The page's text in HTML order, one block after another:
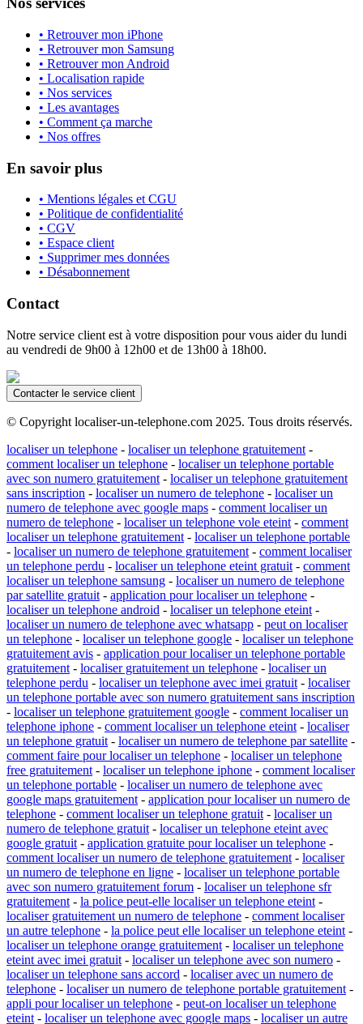
• Retrouver mon iPhone
• Retrouver mon Samsung
• Retrouver mon Android
• Localisation rapide
• Nos services
• Les avantages
• Comment ça marche
• Nos offres
En savoir plus
• Mentions légales et CGU
• Politique de confidentialité
• CGV
• Espace client
• Supprimer mes données
• Désabonnement
Contact
Notre service client est à votre disposition pour vous aider du lundi
au vendredi de 9h00 à 12h00 et de 13h00 à 18h00.
Contacter le service client
© Copyright localiser-un-telephone.com 2025. Tous droits réservés.
localiser un telephone - localiser un telephone gratuitement -
comment localiser un telephone - localiser un telephone portable
avec son numero gratuitement - localiser un telephone gratuitement
sans inscription - localiser un numero de telephone - localiser un
numero de telephone avec google maps - comment localiser un
numero de telephone - localiser un telephone vole eteint - comment
localiser un telephone gratuitement - localiser un telephone portable
- localiser un numero de telephone gratuitement - comment localiser
un telephone perdu - localiser un telephone eteint gratuit - comment
localiser un telephone samsung - localiser un numero de telephone
par satellite gratuit - application pour localiser un telephone -
localiser un telephone android - localiser un telephone eteint -
localiser un numero de telephone avec whatsapp - peut on localiser
un telephone - localiser un telephone google - localiser un telephone
gratuitement avis - application pour localiser un telephone portable
gratuitement - localiser gratuitement un telephone - localiser un
telephone perdu - localiser un telephone avec imei gratuit - localiser
un telephone portable avec son numero gratuitement sans inscription
- localiser un telephone gratuitement google - comment localiser un
telephone iphone - comment localiser un telephone eteint - localiser
un telephone gratuit - localiser un numero de telephone par satellite -
comment faire pour localiser un telephone - localiser un telephone
free gratuitement - localiser un telephone iphone - comment localiser
un telephone portable - localiser un numero de telephone avec
google maps gratuitement - application pour localiser un numero de
telephone - comment localiser un telephone gratuit - localiser un
numero de telephone gratuit - localiser un telephone eteint avec
google gratuit - application gratuite pour localiser un telephone -
comment localiser un numero de telephone gratuitement - localiser
un numero de telephone en ligne - localiser un telephone portable
avec son numero gratuitement forum - localiser un telephone sfr
gratuitement - la police peut-elle localiser un telephone eteint -
localiser gratuitement un numero de telephone - comment localiser
un autre telephone - la police peut elle localiser un telephone eteint -
localiser un telephone orange gratuitement - localiser un telephone
eteint avec imei gratuit - localiser un telephone avec son numero -
localiser un telephone sans accord - localiser avec un numero de
telephone - localiser un numero de telephone portable gratuitement -
appli pour localiser un telephone - peut-on localiser un telephone
eteint - localiser un telephone avec google maps - localiser un autre